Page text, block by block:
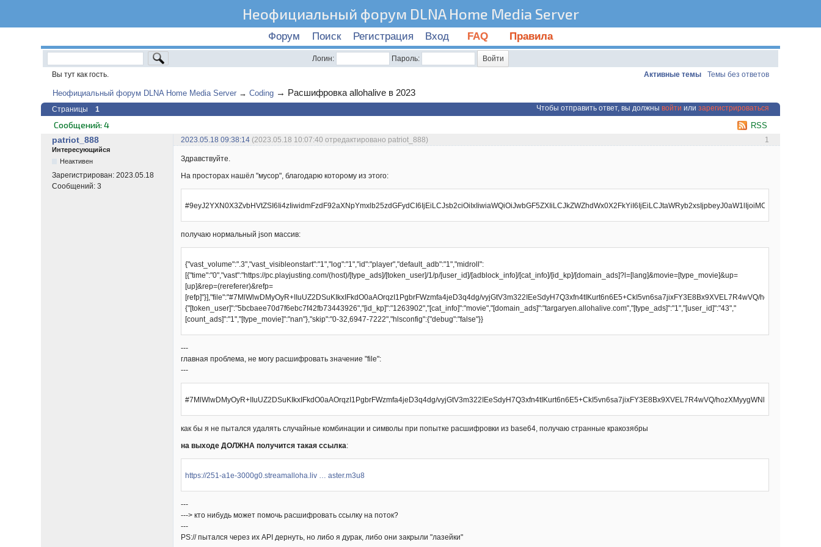
Неофициальный форум DLNA Home Media Server
Форум Поиск Регистрация Вход FAQ Правила
Логин:
Пароль:
Вы тут как гость.
Активные темы Темы без ответов
Неофициальный форум DLNA Home Media Server → Coding → Расшифровка allohalive в 2023
Страницы 1 Чтобы отправить ответ, вы должны войти или зарегистрироваться
RSS
Сообщений: 4
1
patriot_888 2023.05.18 09:38:14 (2023.05.18 10:07:40 отредактировано patriot_888)
Интересующийся
Неактивен
Зарегистрирован:2023.05.18
Сообщений:3
Здравствуйте.
На просторах нашёл "мусор", благодарю которому из этого:
получаю нормальный json массив:
{"vast_volume":".3","vast_visibleonstart":"1","log":"1","id":"player","default_adb":"1","midroll":
[{"time":"0","vast":"https://pc.playjusting.com/(host)/[type_ads]/[token_user]/1/p/[user_id]/[adblock_info]/[cat_info]/[id_kp]/[domain_ads]?l=[lang]&movie=[type_movie]&up=
[up]&rep=(rereferer)&refp=
[refp]"}],"file":"#7MlWlwDMyOyR+IIuUZ2DSuKIkxIFkdO0aAOrqzI1PgbrFWzmfa4jeD3q4dg/vyjGtV3m322IEeSdyH7Q3xfn4tIKurt6n6E5+CkI5vn6sa7jixFY3E8Bx9XVEL7R4wVQ/
{"[token_user]":"5bcbaee70d7f6ebc7f42fb73443926","[id_kp]":"1263902","[cat_info]":"movie","[domain_ads]":"targaryen.allohalive.com","[type_ads]":"1","[user_id]":"43","
[count_ads]":"1","[type_movie]":"nan"},"skip":"0-32,6947-7222","hlsconfig":{"debug":"false"}}
---
главная проблема, не могу расшифровать значение "file":
---
#7MlWlwDMyOyR+IIuUZ2DSuKIkxIFkdO0aAOrqzI1PgbrFWzmfa4jeD3q4dg/vyjGtV3m322IEeSdyH7Q3xfn4tIKurt6n6E5+CkI5vn6sa7jixFY3E8Bx9XVEL7R4wVQ/hozXMyygWNlXeThp7+3/
как бы я не пытался удалять случайные комбинации и символы при попытке расшифровки из base64, получаю странные кракозябры
на выходе ДОЛЖНА получится такая ссылка:
https://251-a1e-3000g0.streamalloha.liv … aster.m3u8
---
---> кто нибудь может помочь расшифровать ссылку на поток?
---
PS:// пытался через их API дернуть, но либо я дурак, либо они закрыли "лазейки"